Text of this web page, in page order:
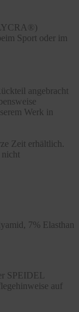
Sport oder im
angebracht
Werk in
Zeit erhältlich.
nicht
7% Elasthan
SPEIDEL
auf